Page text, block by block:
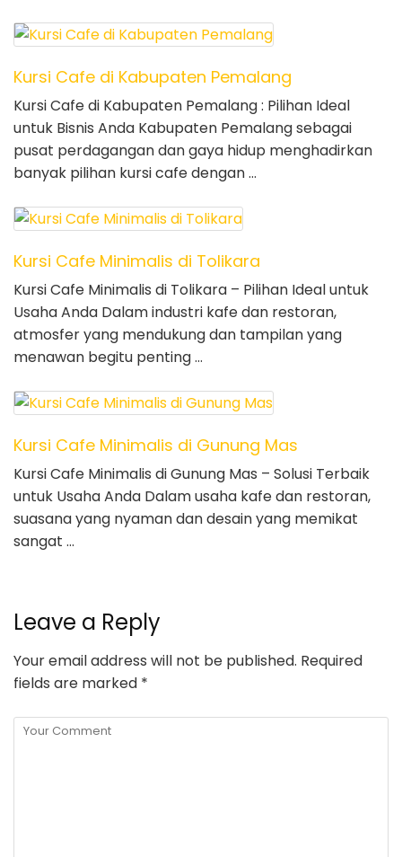
Kursi Cafe di Kabupaten Pemalang
Kursi Cafe di Kabupaten Pemalang : Pilihan Ideal
untuk Bisnis Anda Kabupaten Pemalang sebagai
pusat perdagangan dan gaya hidup menghadirkan
banyak pilihan kursi cafe dengan …
Kursi Cafe Minimalis di Tolikara
Kursi Cafe Minimalis di Tolikara – Pilihan Ideal untuk
Usaha Anda Dalam industri kafe dan restoran,
atmosfer yang mendukung dan tampilan yang
menawan begitu penting …
Kursi Cafe Minimalis di Gunung Mas
Kursi Cafe Minimalis di Gunung Mas – Solusi Terbaik
untuk Usaha Anda Dalam usaha kafe dan restoran,
suasana yang nyaman dan desain yang memikat
sangat …
Leave a Reply
Your email address will not be published. Required
fields are marked *